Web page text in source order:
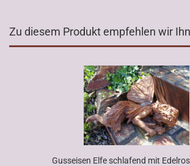
Zu diesem Produkt empfehlen wir
Gusseisen Elfe schlafend mit